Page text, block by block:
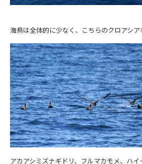
海鳥は全体的に少なく、こちらのクロアシア
アカアシミズナギドリ、フルマカモメ、ハ